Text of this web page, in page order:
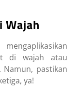
Wajah
di wajah atau
Namun, pastikan
ya!